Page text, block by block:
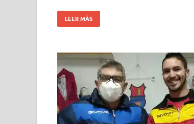
LEER MÁS